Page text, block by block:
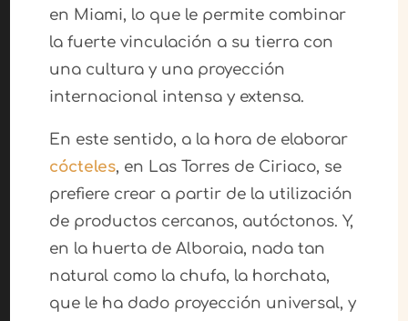
en Miami, lo que le permite combinar
la fuerte vinculación a su tierra con
una cultura y una proyección
internacional intensa y extensa.
En este sentido, a la hora de elaborar
cócteles, en Las Torres de Ciriaco, se
prefiere crear a partir de la utilización
de productos cercanos, autóctonos. Y,
en la huerta de Alboraia, nada tan
natural como la chufa, la horchata,
que le ha dado proyección universal, y